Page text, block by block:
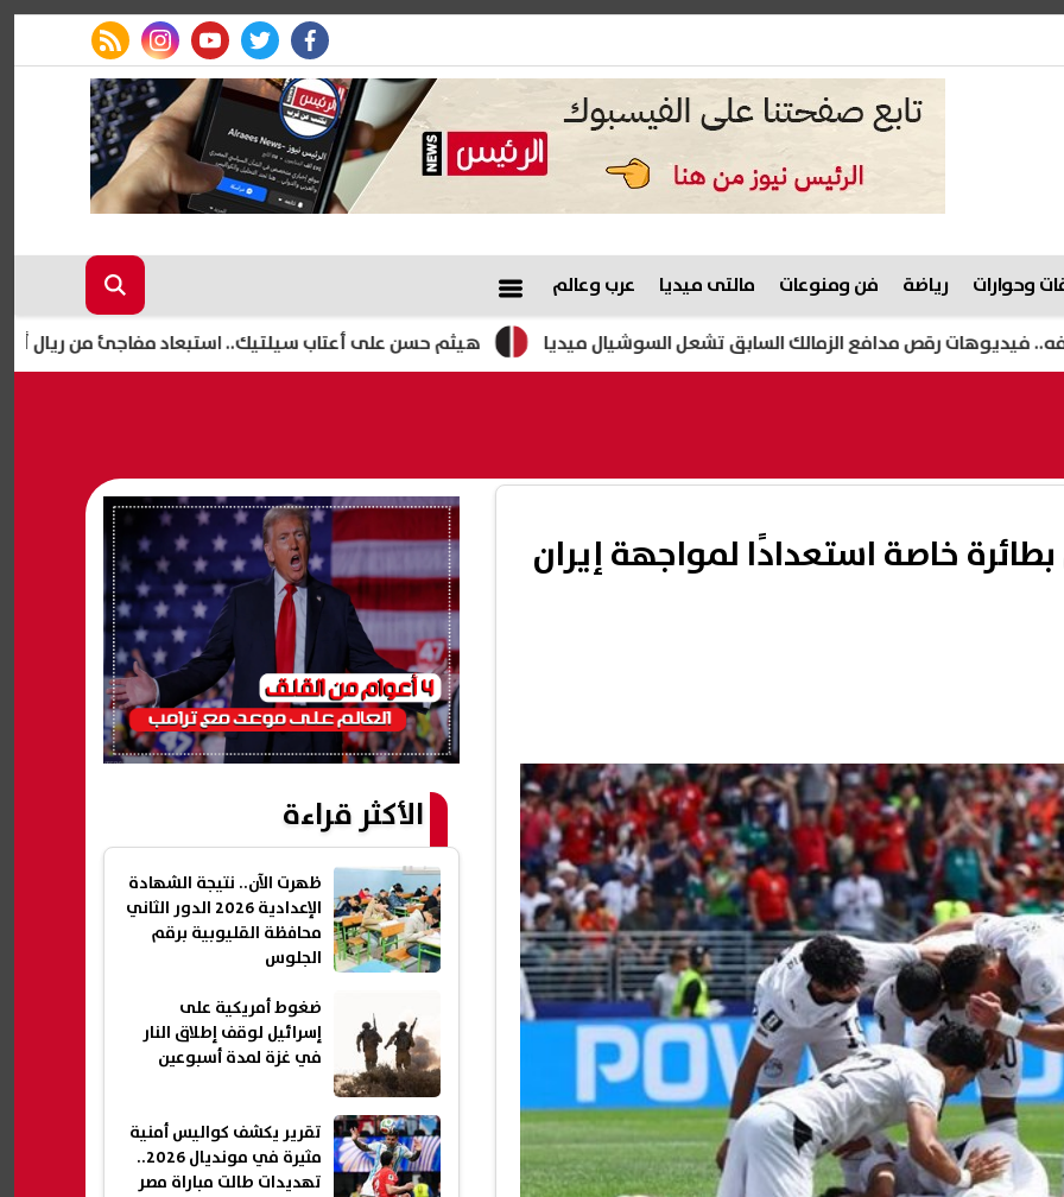
facebook
twitter
youtube
instagram
rss feed
وحوارات رياضة فن ومنوعات مالتى ميديا عرب وعالم
هيثم حسن على أعتاب سيلتيك.. استبعاد مفاجئ من ريال أوفييدو يمهد رقص مدافع الزمالك السابق تشعل السوشيال ميديا
خاصة استعدادًا لمواجهة إيران
الأكثر قراءة
ظهرت الآن.. نتيجة الشهادة
الإعدادية 2026 الدور الثاني
محافظة القليوبية برقم
الجلوس
ضغوط أمريكية على
إسرائيل لوقف إطلاق النار
في غزة لمدة أسبوعين
تقرير يكشف كواليس أمنية
مثيرة في مونديال 2026..
تهديدات طالت مباراة مصر